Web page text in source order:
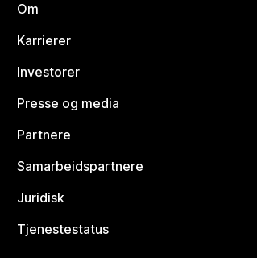
Om
Karrierer
Investorer
Presse og media
Partnere
Samarbeidspartnere
Juridisk
Tjenestestatus